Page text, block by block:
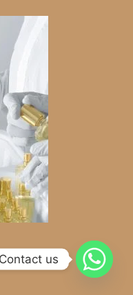
Contact us